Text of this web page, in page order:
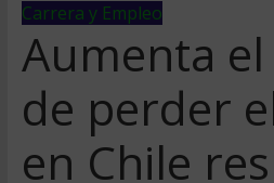
Carrera y Empleo
Aumenta
de perder
en Chile